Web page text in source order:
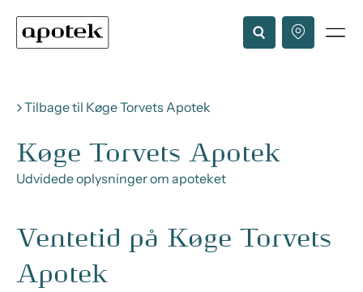
Tilbage til Køge Torvets Apotek
Køge Torvets Apotek
Udvidede oplysninger om apoteket
Ventetid på Køge Torvets
Apotek